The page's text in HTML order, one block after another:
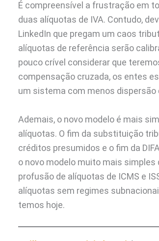
É compreensível a frustração em
duas alíquotas de IVA. Contudo,
LinkedIn que pregam um caos
alíquotas de referência serão
pouco crível considerar que
compensação cruzada, os entes
um sistema com menos dispersão
Ademais, o novo modelo é mais
alíquotas. O fim da substituição
créditos presumidos e o fim da
o novo modelo muito mais simples
profusão de alíquotas de ICMS e
alíquotas sem regimes
temos hoje.